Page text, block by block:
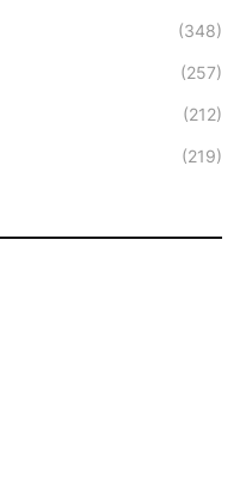
(348)
(257)
(212)
(219)